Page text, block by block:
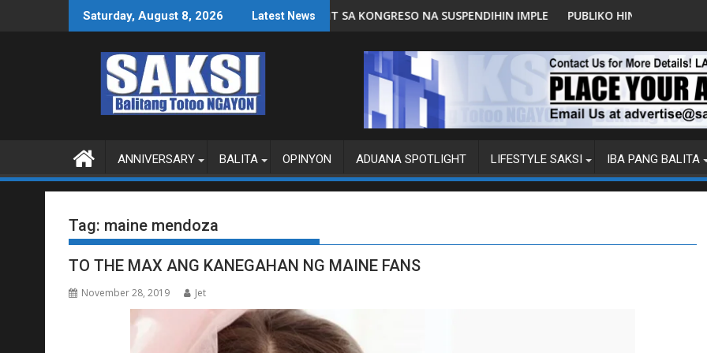
Saturday, August 8, 2026 Latest News
SA POLISIYA NG PILIPINAS SA WPS O MAGBITIW
PBBM HUMIRIT SA KONGRESO NA SUSPENDIHIN IMPLEMENTASYON NG RPVARAPUBLIKO HINIKAYAT NI SPEAKER DY NA MAKILAHOK SA
ANNIVERSARY BALITA OPINYON ADUANA SPOTLIGHT LIFESTYLE SAKSI IBA PANG BALITA
Tag: maine mendoza
TO THE MAX ANG KANEGAHAN NG MAINE FANS
November 28, 2019 Jet